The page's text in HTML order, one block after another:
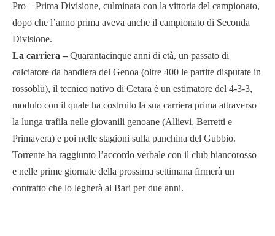
Pro – Prima Divisione, culminata con la vittoria del campionato,
dopo che l’anno prima aveva anche il campionato di Seconda
Divisione.
La carriera – Quarantacinque anni di età, un passato di
calciatore da bandiera del Genoa (oltre 400 le partite disputate in
rossoblù), il tecnico nativo di Cetara è un estimatore del 4-3-3,
modulo con il quale ha costruito la sua carriera prima attraverso
la lunga trafila nelle giovanili genoane (Allievi, Berretti e
Primavera) e poi nelle stagioni sulla panchina del Gubbio.
Torrente ha raggiunto l’accordo verbale con il club biancorosso
e nelle prime giornate della prossima settimana firmerà un
contratto che lo legherà al Bari per due anni.